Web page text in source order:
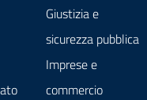
Giustizia e
sicurezza pubblica
Imprese e
commercio